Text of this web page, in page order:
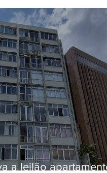
a leilão apartamento